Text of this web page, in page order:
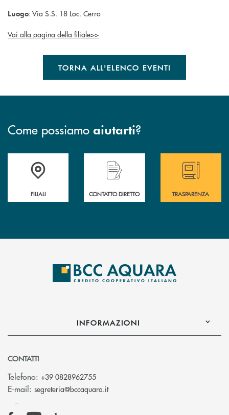
Luogo: Via S.S. 18 Loc. Cerro
Vai alla pagina della filiale>>
TORNA ALL'ELENCO EVENTI
Come possiamo aiutarti?
Trova la filiale più vicina a te
FILIALI
Hai bisogno di assistenza immediata ?
CONTATTO DIRETTO
Hai bisogno di
TRASPARENZA
INFORMAZIONI
CONTATTI
Telefono: +39 0828962755
E-mail: segreteria@bccaquara.it(si apre l’app di posta elettronica)